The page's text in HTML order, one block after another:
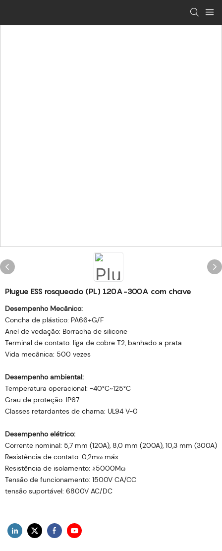
Plugue ESS rosqueado (PL) 120A-300A com chave
Desempenho Mecânico:
Concha de plástico: PA66+G/F
Anel de vedação: Borracha de silicone
Terminal de contato: liga de cobre T2, banhado a prata
Vida mecânica: 500 vezes
Desempenho ambiental:
Temperatura operacional: -40°C~125°C
Grau de proteção: IP67
Classes retardantes de chama: UL94 V-0
Desempenho elétrico:
Corrente nominal: 5,7 mm (120A), 8,0 mm (200A), 10,3 mm (300A)
Resistência de contato: 0,2mω máx.
Resistência de isolamento: ≥5000Mω
Tensão de funcionamento: 1500V CA/CC
tensão suportável: 6800V AC/DC